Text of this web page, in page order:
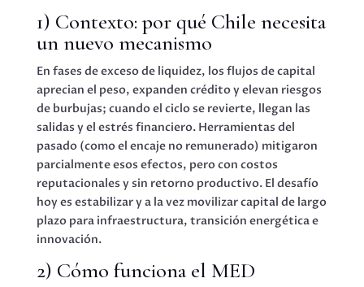
1) Contexto: por qué Chile necesita
un nuevo mecanismo
En fases de exceso de liquidez, los flujos de capital
aprecian el peso, expanden crédito y elevan riesgos
de burbujas; cuando el ciclo se revierte, llegan las
salidas y el estrés financiero. Herramientas del
pasado (como el encaje no remunerado) mitigaron
parcialmente esos efectos, pero con costos
reputacionales y sin retorno productivo. El desafío
hoy es estabilizar y a la vez movilizar capital de largo
plazo para infraestructura, transición energética e
innovación.
2) Cómo funciona el MED